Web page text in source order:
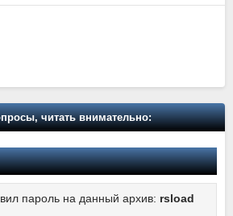
читать внимательно:
пароль на данный архив: rsload